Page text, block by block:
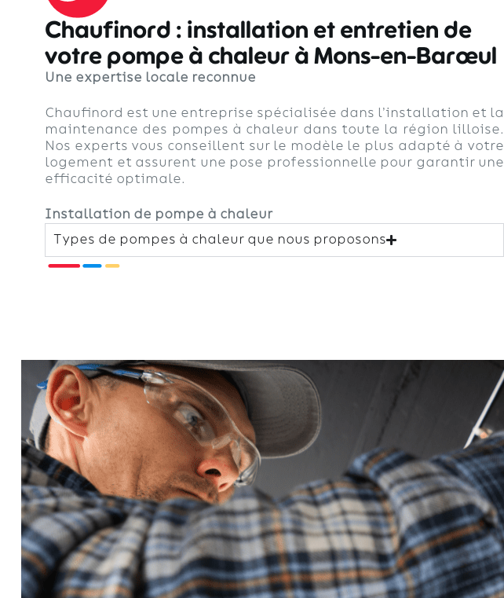
Chaufinord : installation et entretien de
votre pompe à chaleur à Mons-en-Barœul
Une expertise locale reconnue
Chaufinord est une entreprise spécialisée dans l’installation et la
maintenance des pompes à chaleur dans toute la région lilloise.
Nos experts vous conseillent sur le modèle le plus adapté à votre
logement et assurent une pose professionnelle pour garantir une
efficacité optimale.
Installation de pompe à chaleur
Types de pompes à chaleur que nous proposons